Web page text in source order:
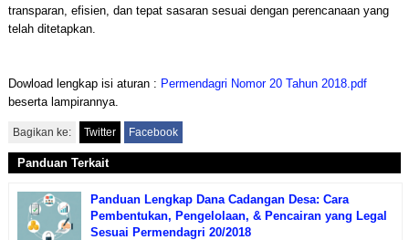
transparan, efisien, dan tepat sasaran sesuai dengan perencanaan yang
telah ditetapkan.
Dowload lengkap isi aturan : Permendagri Nomor 20 Tahun 2018.pdf
beserta lampirannya.
Bagikan ke: Twitter Facebook
Panduan Terkait
Panduan Lengkap Dana Cadangan Desa: Cara
Pembentukan, Pengelolaan, & Pencairan yang Legal
Sesuai Permendagri 20/2018